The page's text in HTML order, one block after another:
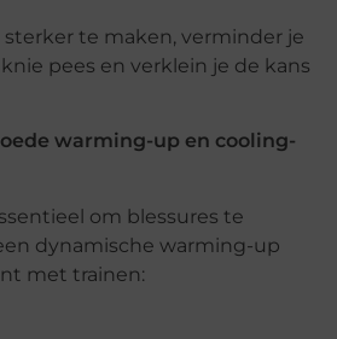
sterker te maken, verminder je
pees en verklein je de kans
warming-up en cooling-
om blessures te
dynamische warming-up
met trainen: